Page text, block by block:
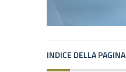
INDICE DELLA PAGINA